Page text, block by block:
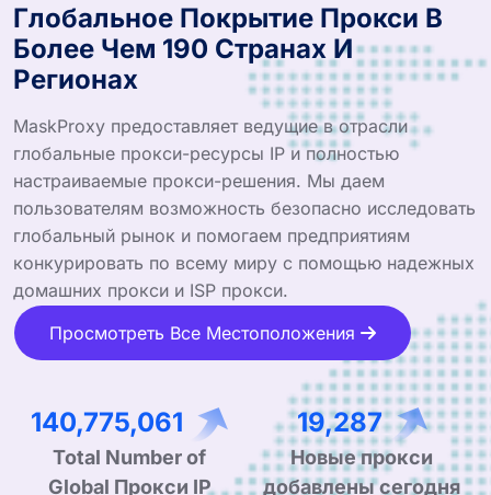
Глобальное Покрытие Прокси В
Более Чем 190 Странах И
Регионах
MaskProxy предоставляет ведущие в отрасли
глобальные прокси-ресурсы IP и полностью
настраиваемые прокси-решения. Мы даем
пользователям возможность безопасно исследовать
глобальный рынок и помогаем предприятиям
конкурировать по всему миру с помощью надежных
домашних прокси и ISP прокси.
Просмотреть Все Местоположения
215,723,605
Total Number of
Global Прокси IP
29,556
Новые прокси
добавлены сегодня